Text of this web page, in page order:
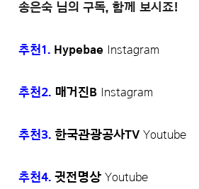
송은숙 님의 구독, 함께 보시죠!
추천1. Hypebae Instagram
추천2. 매거진B Instagram
추천3. 한국관광공사TV Youtube
추천4. 귓전명상 Youtube